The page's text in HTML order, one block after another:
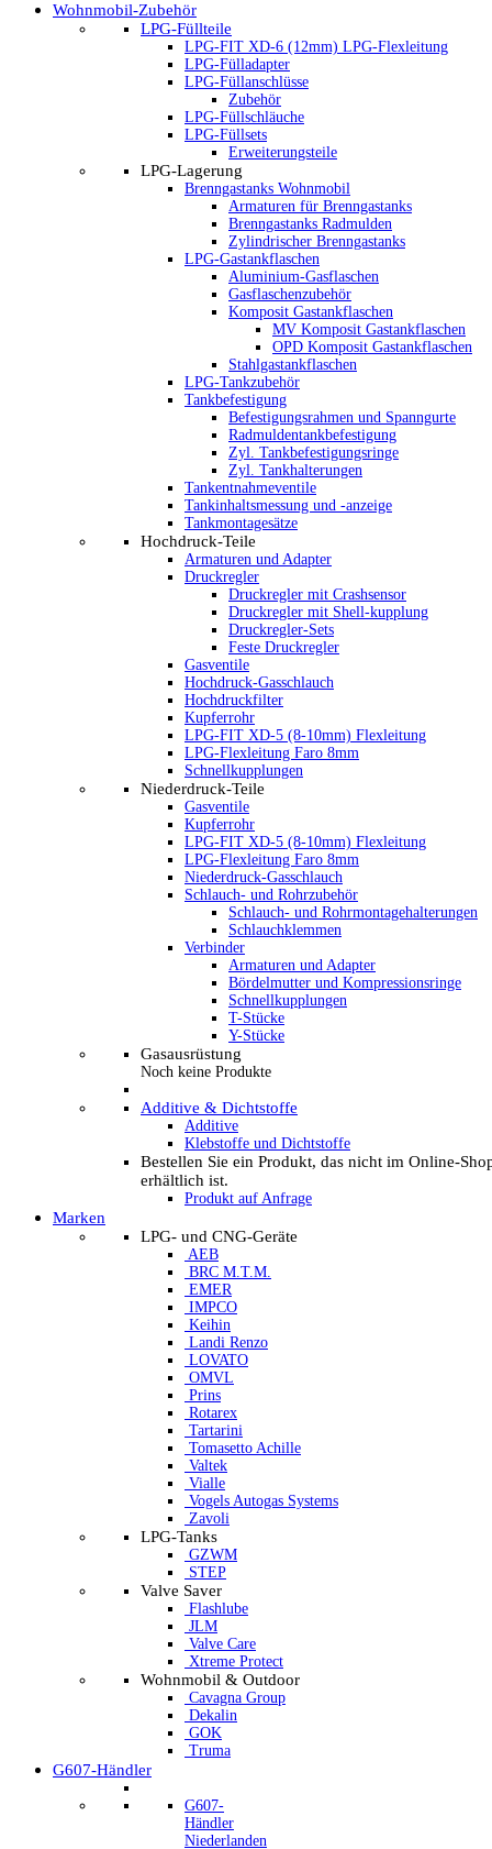
Wohnmobil-Zubehör
LPG-Füllteile
LPG-FIT XD-6 (12mm) LPG-Flexleitung
LPG-Fülladapter
LPG-Füllanschlüsse
Zubehör
LPG-Füllschläuche
LPG-Füllsets
Erweiterungsteile
LPG-Lagerung
Brenngastanks Wohnmobil
Armaturen für Brenngastanks
Brenngastanks Radmulden
Zylindrischer Brenngastanks
LPG-Gastankflaschen
Aluminium-Gasflaschen
Gasflaschenzubehör
Komposit Gastankflaschen
MV Komposit Gastankflaschen
OPD Komposit Gastankflaschen
Stahlgastankflaschen
LPG-Tankzubehör
Tankbefestigung
Befestigungsrahmen und Spanngurte
Radmuldentankbefestigung
Zyl. Tankbefestigungsringe
Zyl. Tankhalterungen
Tankentnahmeventile
Tankinhaltsmessung und -anzeige
Tankmontagesätze
Hochdruck-Teile
Armaturen und Adapter
Druckregler
Druckregler mit Crashsensor
Druckregler mit Shell-kupplung
Druckregler-Sets
Feste Druckregler
Gasventile
Hochdruck-Gasschlauch
Hochdruckfilter
Kupferrohr
LPG-FIT XD-5 (8-10mm) Flexleitung
LPG-Flexleitung Faro 8mm
Schnellkupplungen
Niederdruck-Teile
Gasventile
Kupferrohr
LPG-FIT XD-5 (8-10mm) Flexleitung
LPG-Flexleitung Faro 8mm
Niederdruck-Gasschlauch
Schlauch- und Rohrzubehör
Schlauch- und Rohrmontagehalterungen
Schlauchklemmen
Verbinder
Armaturen und Adapter
Bördelmutter und Kompressionsringe
Schnellkupplungen
T-Stücke
Y-Stücke
Gasausrüstung
Noch keine Produkte
Additive & Dichtstoffe
Additive
Klebstoffe und Dichtstoffe
Bestellen Sie ein Produkt, das nicht im Online-
erhältlich ist.
Produkt auf Anfrage
Marken
LPG- und CNG-Geräte
AEB
BRC M.T.M.
EMER
IMPCO
Keihin
Landi Renzo
LOVATO
OMVL
Prins
Rotarex
Tartarini
Tomasetto Achille
Valtek
Vialle
Vogels Autogas Systems
Zavoli
LPG-Tanks
GZWM
STEP
Valve Saver
Flashlube
JLM
Valve Care
Xtreme Protect
Wohnmobil & Outdoor
Cavagna Group
Dekalin
GOK
Truma
G607-Händler
G607-
Händler
Niederlanden